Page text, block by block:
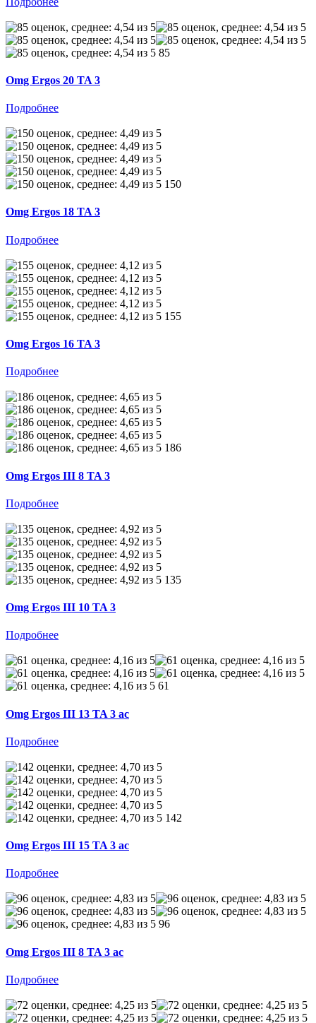
85
Omg Ergos 20 TA 3
Подробнее
150
Omg Ergos 18 TA 3
Подробнее
155
Omg Ergos 16 TA 3
Подробнее
186
Omg Ergos III 8 TA 3
Подробнее
135
Omg Ergos III 10 TA 3
Подробнее
61
Omg Ergos III 13 TA 3 ac
Подробнее
142
Omg Ergos III 15 TA 3 ac
Подробнее
96
Omg Ergos III 8 TA 3 ac
Подробнее